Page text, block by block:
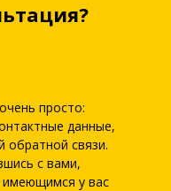
просто:
данные,
связи.
с вами,
имеющимся у вас